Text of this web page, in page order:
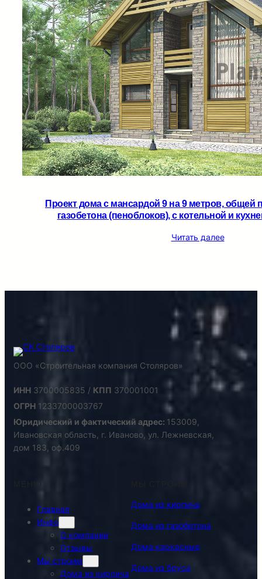
Проект дома с мансардой 9 на 9 метров, общей
газобетона (пеноблоков), c котельной и
Читать далее
ООО «Строительная компания Столяров»
ИНН 3700005835 / КПП 370001001
ОГРН 1233700003767
Юридический и фактический адрес: 153009,
Ивановская область, г. Иваново, ул. Лежневская,
дом 183, оф.409
Главная
Инфо
О компании
Отзывы
Мы строим
Дома из кирпича
Дома из кирпича
Дома из газобетона
Дома каркасные
Дома из бруса